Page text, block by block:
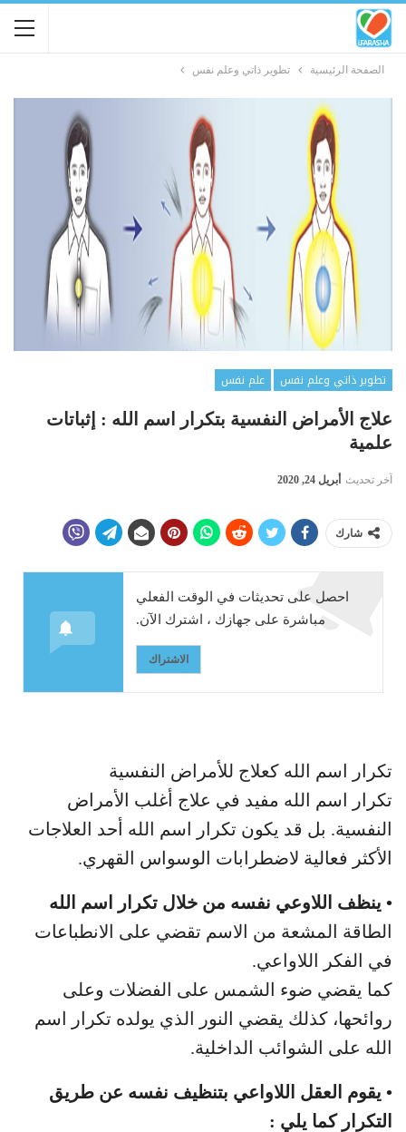
الصفحة الرئيسية تطوير ذاتي وعلم نفس
تطوير ذاتي وعلم نفس
علم نفس
علاج الأمراض النفسية بتكرار اسم الله : إثباتات
علمية
آخر تحديث أبريل 24, 2020
شارك
احصل على تحديثات في الوقت الفعلي
مباشرة على جهازك ، اشترك الآن.
الاشتراك
تكرار اسم الله كعلاج للأمراض النفسية
تكرار اسم الله مفيد في علاج أغلب الأمراض
النفسية. بل قد يكون تكرار اسم الله أحد العلاجات
الأكثر فعالية لاضطرابات الوسواس القهري.
• ينظف اللاوعي نفسه من خلال تكرار اسم الله
الطاقة المشعة من الاسم تقضي على الانطباعات
في الفكر اللاواعي.
كما يقضي ضوء الشمس على الفضلات وعلى
روائحها، كذلك يقضي النور الذي يولده تكرار اسم
الله على الشوائب الداخلية.
• يقوم العقل اللاواعي بتنظيف نفسه عن طريق
التكرار كما يلي :